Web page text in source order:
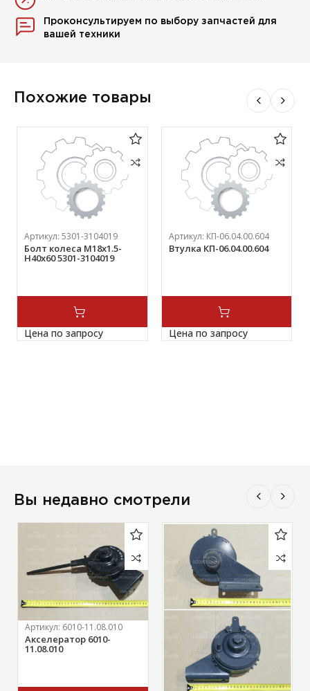
Проконсультируем по выбору запчастей для
вашей техники
Похожие товары
Артикул:5301-3104019
Болт колеса М18х1.5-
Н40х60 5301-3104019
Цена по запросу
Артикул: КП-06.04.00.604
Втулка КП-06.04.00.604
Цена по запросу
Вы недавно смотрели
Артикул: 6010-11.08.010
Акселератор 6010-
11.08.010